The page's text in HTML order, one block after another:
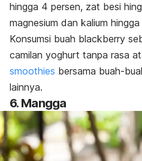
hingga 4 persen, zat besi
magnesium dan kalium
Konsumsi buah blackberry
camilan yoghurt tanpa rasa
smoothies bersama buah-
lainnya.
6. Mangga